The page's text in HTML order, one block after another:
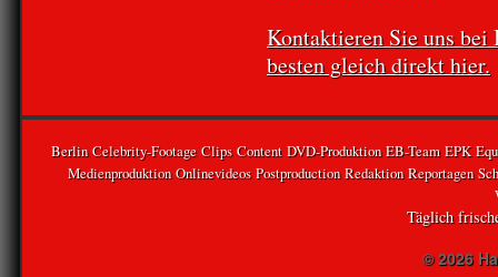
Kontaktieren Sie uns
besten gleich direkt hier.
Berlin Celebrity-Footage Clips Content DVD-Produktion EB-Team EPK
Medienproduktion Onlinevideos Postproduction Redaktion Reportagen
Täglich
© 2026